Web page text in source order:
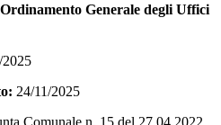
Generale degli Uffici
2025
24/11/2025